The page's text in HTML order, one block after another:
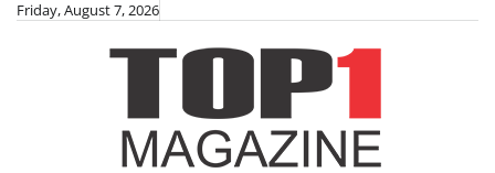
SkipFriday, August 7, 2026